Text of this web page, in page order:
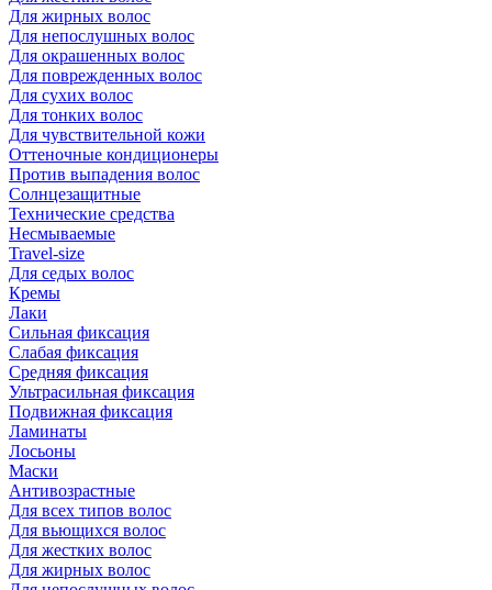
Для жирных волос
Для непослушных волос
Для окрашенных волос
Для поврежденных волос
Для сухих волос
Для тонких волос
Для чувствительной кожи
Оттеночные кондиционеры
Против выпадения волос
Солнцезащитные
Технические средства
Несмываемые
Travel-size
Для седых волос
Кремы
Лаки
Сильная фиксация
Слабая фиксация
Средняя фиксация
Ультрасильная фиксация
Подвижная фиксация
Ламинаты
Лосьоны
Маски
Антивозрастные
Для всех типов волос
Для вьющихся волос
Для жестких волос
Для жирных волос